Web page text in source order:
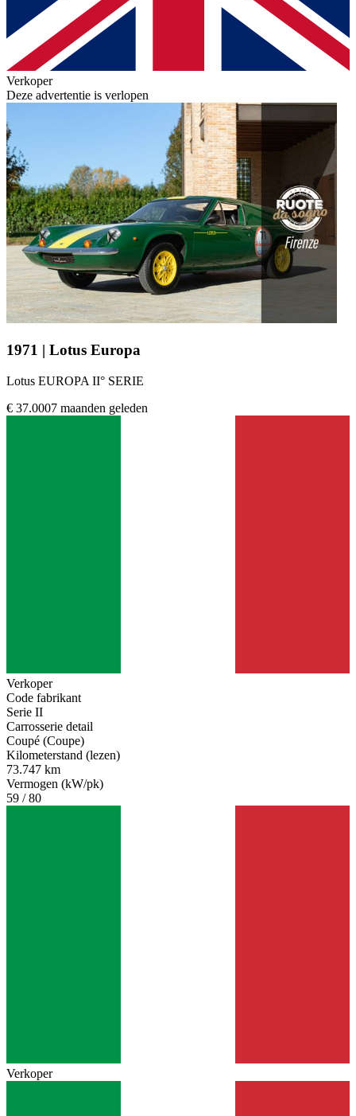
Verkoper
Deze advertentie is verlopen
1971 | Lotus Europa
Lotus EUROPA II° SERIE
€ 37.0007 maanden geleden
Verkoper
Code fabrikant
Serie II
Carrosserie detail
Coupé (Coupe)
Kilometerstand (lezen)
73.747 km
Vermogen (kW/pk)
59 / 80
Verkoper